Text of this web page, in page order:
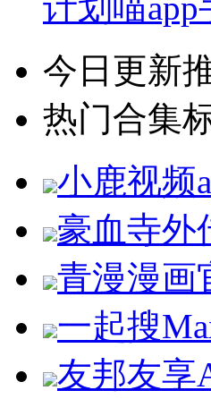
今日更新
热门合集
小鹿视频
豪血寺外
青漫漫画
一起搜
友邦友享